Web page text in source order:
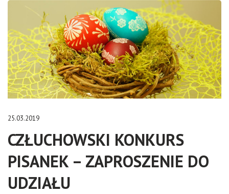
25.03.2019
CZŁUCHOWSKI KONKURS
PISANEK – ZAPROSZENIE DO
UDZIAŁU